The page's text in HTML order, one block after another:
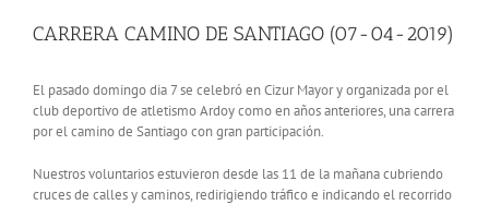
CARRERA CAMINO DE SANTIAGO (07-04-2019)
El pasado domingo dia 7 se celebró en Cizur Mayor y organizada por el
club deportivo de atletismo Ardoy como en años anteriores, una carrera
por el camino de Santiago con gran participación.
Nuestros voluntarios estuvieron desde las 11 de la mañana cubriendo
cruces de calles y caminos, redirigiendo tráfico e indicando el recorrido